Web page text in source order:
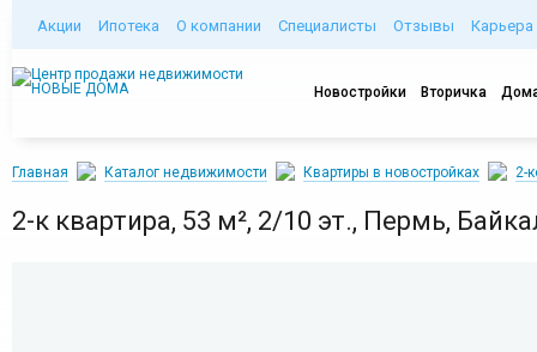
Акции Ипотека О компании Специалисты Отзывы Карьера
Новостройки Вторичка
Главная Каталог недвижимости Квартиры в новостройках 2-
2-к квартира, 53 м², 2/10 эт., Пермь,